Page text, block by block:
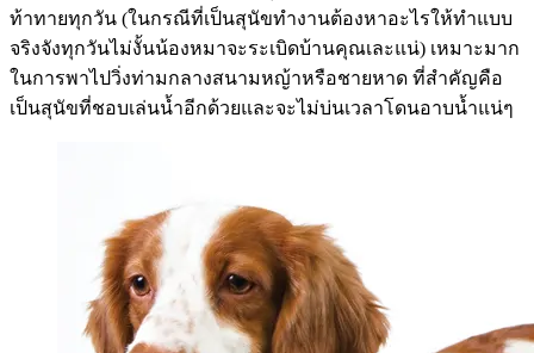
ท้าทายทุกวัน (ในกรณีที่เป็นสุนัขทำงานต้องหาอะไรให้ทำแบบ
จริงจังทุกวันไม่งั้นน้องหมาจะระเบิดบ้านคุณเละแน่) เหมาะมาก
ในการพาไปวิ่งท่ามกลางสนามหญ้าหรือชายหาด ที่สำคัญคือ
เป็นสุนัขที่ชอบเล่นน้ำอีกด้วยและจะไม่บ่นเวลาโดนอาบน้ำแน่ๆ